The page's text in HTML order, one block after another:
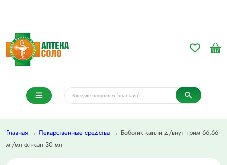
Главная → Лекарственные средства → Боботик капли д/внут прим 66,66
мг/мл фл-кап 30 мл